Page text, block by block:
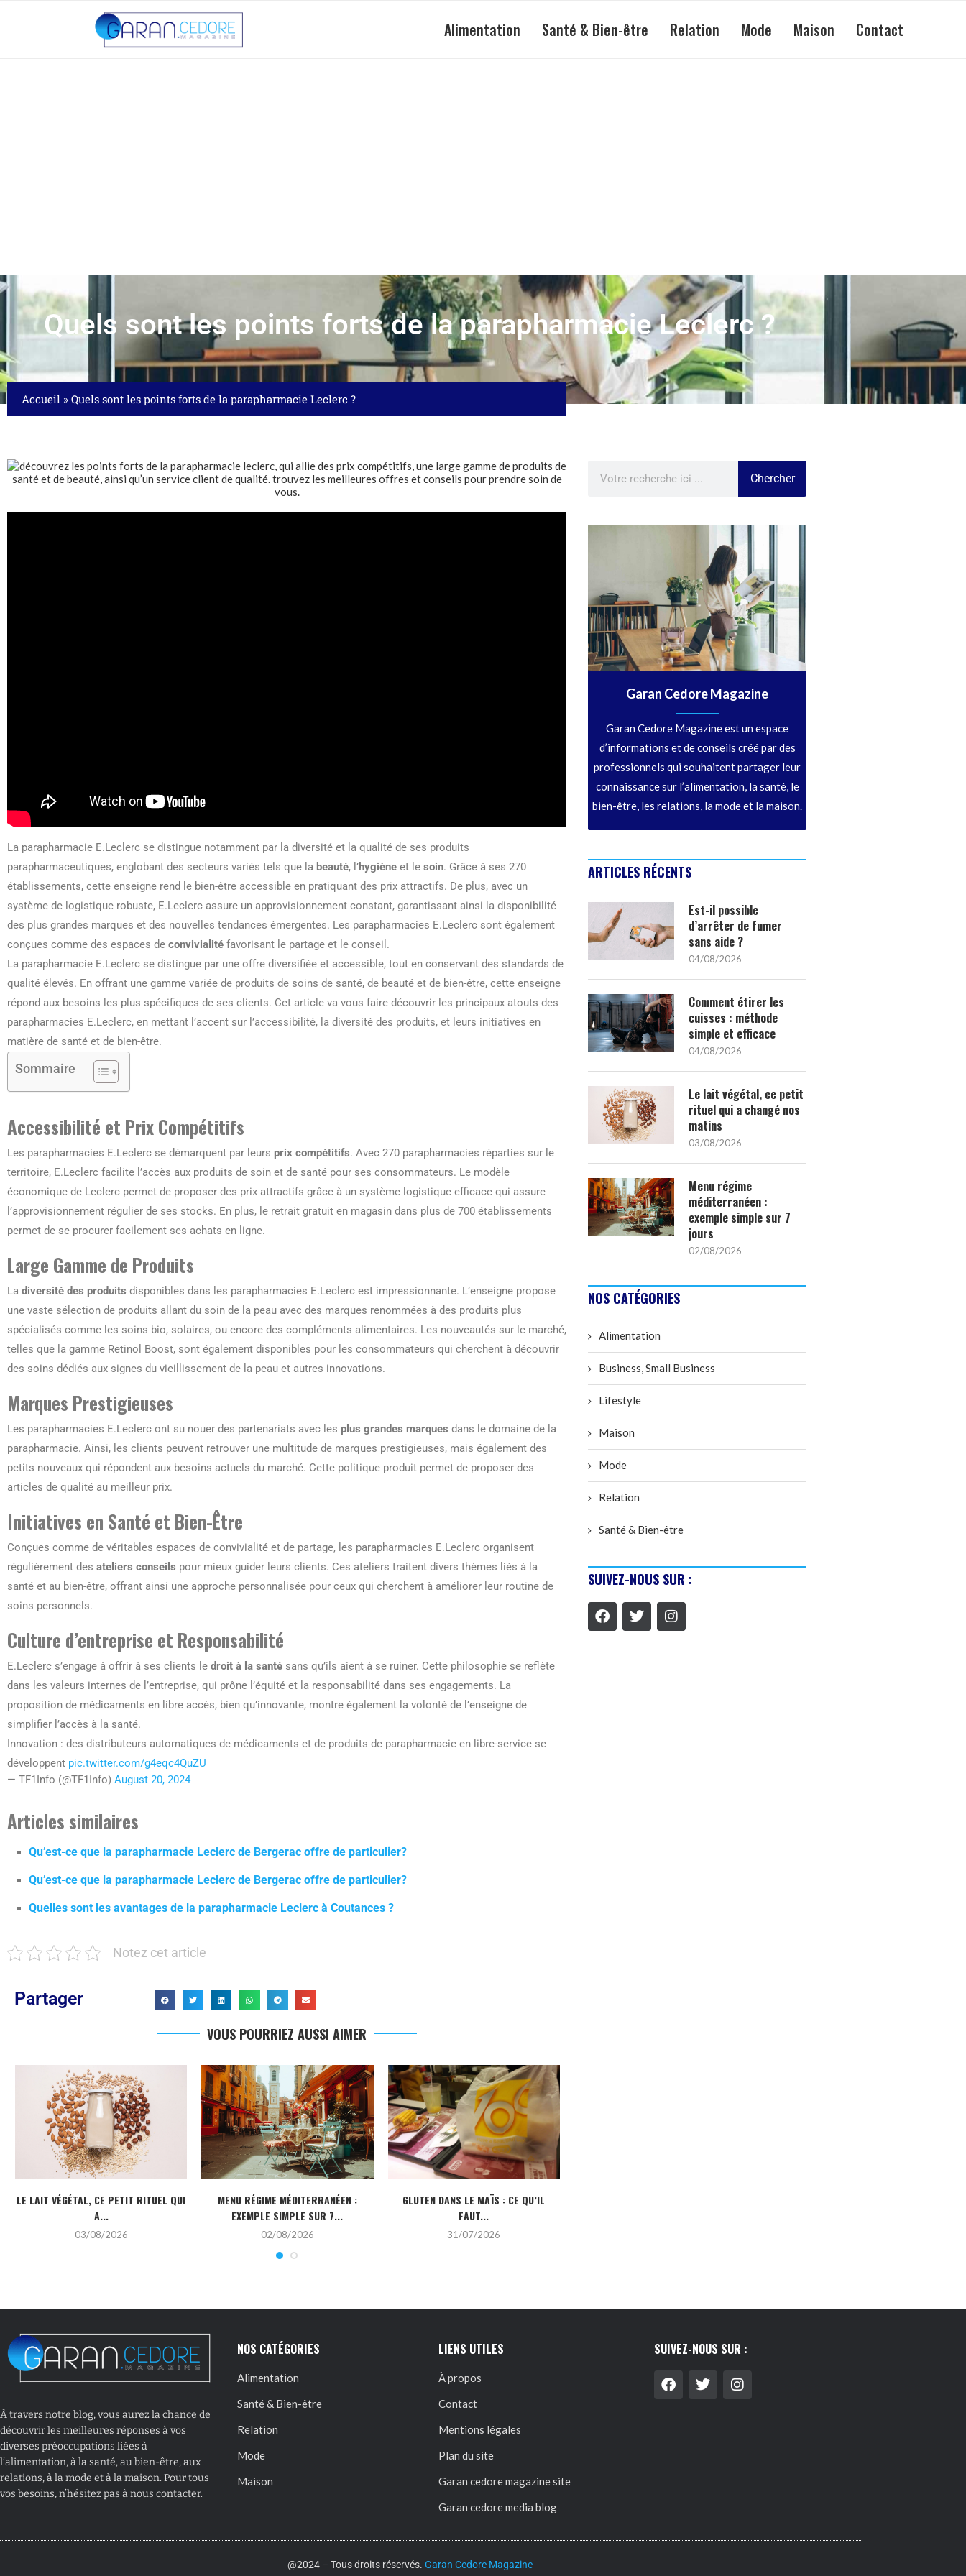
Alimentation Santé & Bien-être Relation Mode Maison Contact
Quels sont les points forts de la parapharmacie Leclerc ?
Accueil » Quels sont les points forts de la parapharmacie Leclerc ?
La parapharmacie E.Leclerc se distingue notamment par la diversité et la qualité de ses produits
parapharmaceutiques, englobant des secteurs variés tels que la beauté, l’hygiène et le soin. Grâce à ses 270
établissements, cette enseigne rend le bien-être accessible en pratiquant des prix attractifs. De plus, avec un
système de logistique robuste, E.Leclerc assure un approvisionnement constant, garantissant ainsi la disponibilité
des plus grandes marques et des nouvelles tendances émergentes. Les parapharmacies E.Leclerc sont également
conçues comme des espaces de convivialité favorisant le partage et le conseil.
La parapharmacie E.Leclerc se distingue par une offre diversifiée et accessible, tout en conservant des standards de
qualité élevés. En offrant une gamme variée de produits de soins de santé, de beauté et de bien-être, cette enseigne
répond aux besoins les plus spécifiques de ses clients. Cet article va vous faire découvrir les principaux atouts des
parapharmacies E.Leclerc, en mettant l’accent sur l’accessibilité, la diversité des produits, et leurs initiatives en
matière de santé et de bien-être.
Sommaire
Accessibilité et Prix Compétitifs
Les parapharmacies E.Leclerc se démarquent par leurs prix compétitifs. Avec 270 parapharmacies réparties sur le
territoire, E.Leclerc facilite l’accès aux produits de soin et de santé pour ses consommateurs. Le modèle
économique de Leclerc permet de proposer des prix attractifs grâce à un système logistique efficace qui assure
l’approvisionnement régulier de ses stocks. En plus, le retrait gratuit en magasin dans plus de 700 établissements
permet de se procurer facilement ses achats en ligne.
Large Gamme de Produits
La diversité des produits disponibles dans les parapharmacies E.Leclerc est impressionnante. L’enseigne propose
une vaste sélection de produits allant du soin de la peau avec des marques renommées à des produits plus
spécialisés comme les soins bio, solaires, ou encore des compléments alimentaires. Les nouveautés sur le marché,
telles que la gamme Retinol Boost, sont également disponibles pour les consommateurs qui cherchent à découvrir
des soins dédiés aux signes du vieillissement de la peau et autres innovations.
Marques Prestigieuses
Les parapharmacies E.Leclerc ont su nouer des partenariats avec les plus grandes marques dans le domaine de la
parapharmacie. Ainsi, les clients peuvent retrouver une multitude de marques prestigieuses, mais également des
petits nouveaux qui répondent aux besoins actuels du marché. Cette politique produit permet de proposer des
articles de qualité au meilleur prix.
Initiatives en Santé et Bien-Être
Conçues comme de véritables espaces de convivialité et de partage, les parapharmacies E.Leclerc organisent
régulièrement des ateliers conseils pour mieux guider leurs clients. Ces ateliers traitent divers thèmes liés à la
santé et au bien-être, offrant ainsi une approche personnalisée pour ceux qui cherchent à améliorer leur routine de
soins personnels.
Culture d’entreprise et Responsabilité
E.Leclerc s’engage à offrir à ses clients le droit à la santé sans qu’ils aient à se ruiner. Cette philosophie se reflète
dans les valeurs internes de l’entreprise, qui prône l’équité et la responsabilité dans ses engagements. La
proposition de médicaments en libre accès, bien qu’innovante, montre également la volonté de l’enseigne de
simplifier l’accès à la santé.
Innovation : des distributeurs automatiques de médicaments et de produits de parapharmacie en libre-service se
développent pic.twitter.com/g4eqc4QuZU
— TF1Info (@TF1Info) August 20, 2024
Articles similaires
Qu’est-ce que la parapharmacie Leclerc de Bergerac offre de particulier?
Qu’est-ce que la parapharmacie Leclerc de Bergerac offre de particulier?
Quelles sont les avantages de la parapharmacie Leclerc à Coutances ?
Notez cet article
Partager
VOUS POURRIEZ AUSSI AIMER
LE LAIT VÉGÉTAL, CE PETIT RITUEL QUI
A...
03/08/2026
MENU RÉGIME MÉDITERRANÉEN :
EXEMPLE SIMPLE SUR 7...
02/08/2026
GLUTEN DANS LE MAÏS : CE QU’IL
FAUT...
31/07/2026
Chercher
Garan Cedore Magazine
Garan Cedore Magazine est un espace
d’informations et de conseils créé par des
professionnels qui souhaitent partager leur
connaissance sur l’alimentation, la santé, le
bien-être, les relations, la mode et la maison.
ARTICLES RÉCENTS
Est-il possible
d’arrêter de fumer
sans aide ?
04/08/2026
Comment étirer les
cuisses : méthode
simple et efficace
04/08/2026
Le lait végétal, ce petit
rituel qui a changé nos
matins
03/08/2026
Menu régime
méditerranéen :
exemple simple sur 7
jours
02/08/2026
NOS CATÉGORIES
Alimentation
Business, Small Business
Lifestyle
Maison
Mode
Relation
Santé & Bien-être
SUIVEZ-NOUS SUR :
À travers notre blog, vous aurez la chance de
découvrir les meilleures réponses à vos
diverses préoccupations liées à
l’alimentation, à la santé, au bien-être, aux
relations, à la mode et à la maison. Pour tous
vos besoins, n’hésitez pas à nous contacter.
NOS CATÉGORIES
Alimentation
Santé & Bien-être
Relation
Mode
Maison
LIENS UTILES
À propos
Contact
Mentions légales
Plan du site
Garan cedore magazine site
Garan cedore media blog
SUIVEZ-NOUS SUR :
@2024 – Tous droits réservés. Garan Cedore Magazine